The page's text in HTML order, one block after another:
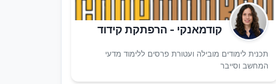
קודמאנקי - הרפתקת קידוד
תכנית לימודים מובילה ועטורת פרסים ללימוד מדעי
המחשב וסייבר